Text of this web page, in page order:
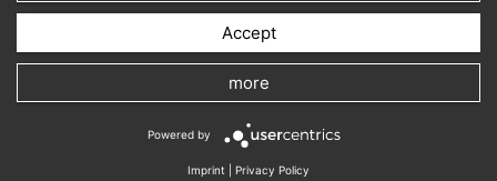
Accept
more
Powered by
Imprint Privacy Policy